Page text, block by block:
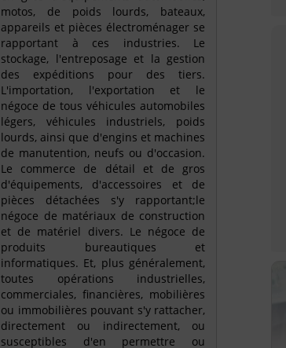
motos, de poids lourds, bateaux,
appareils et pièces électroménager se
rapportant à ces industries. Le
stockage, l'entreposage et la gestion
des expéditions pour des tiers.
L'importation, l'exportation et le
négoce de tous véhicules automobiles
légers, véhicules industriels, poids
lourds, ainsi que d'engins et machines
de manutention, neufs ou d'occasion.
Le commerce de détail et de gros
d'équipements, d'accessoires et de
pièces détachées s'y rapportant;le
négoce de matériaux de construction
et de matériel divers. Le négoce de
produits bureautiques et
informatiques. Et, plus généralement,
toutes opérations industrielles,
commerciales, financières, mobilières
ou immobilières pouvant s'y rattacher,
directement ou indirectement, ou
susceptibles d'en permettre ou